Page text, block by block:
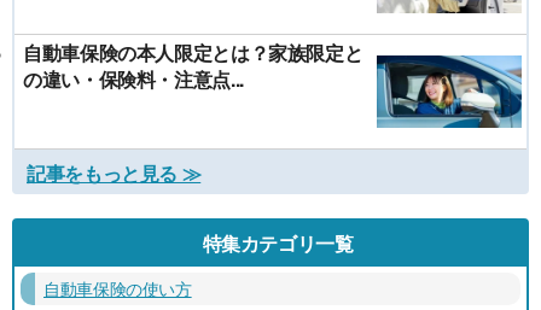
自動車保険の本人限定とは？家族限定と
の違い・保険料・注意点...
記事をもっと見る ≫
特集カテゴリ一覧
自動車保険の使い方